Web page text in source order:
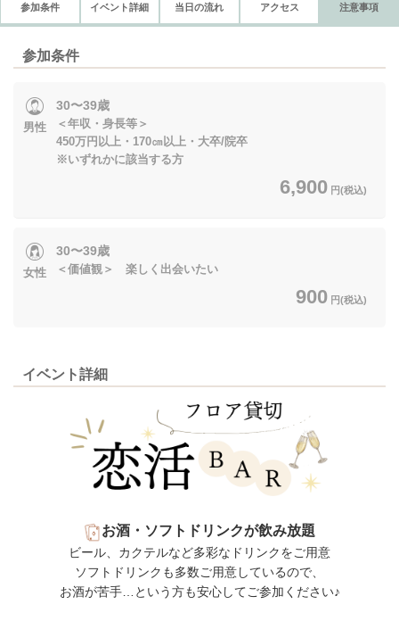
参加条件 イベント詳細 当日の流れ アクセス 注意事項
参加条件
男性
30〜39歳
＜年収・身長等＞
450万円以上・170㎝以上・大卒/院卒
※いずれかに該当する方
6,900 円(税込)
女性
30〜39歳
＜価値観＞ 楽しく出会いたい
900 円(税込)
イベント詳細
お酒・ソフトドリンクが飲み放題
ビール、カクテルなど多彩なドリンクをご用意
ソフトドリンクも多数ご用意しているので、
お酒が苦手…という方も安心してご参加ください♪